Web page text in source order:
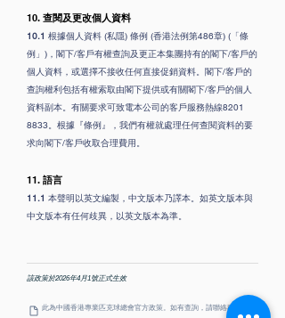
10. 查閱及更改個人資料
10.1 根據個人資料 (私隱) 條例 (香港法例第486章) (「條
例」)，閣下/客戶有權查詢及更正本集團持有的閣下/客戶的
個人資料，或選擇不接收任何直接促銷資料。閣下/客戶的
查詢權利包括有權索取由閣下提供或有關閣下/客戶的個人
資料副本。有關要求可致電本公司的客戶服務熱線8201
8833。根據『條例』，我們有權就處理任何查閱資料的要
求向閣下/客戶收取合理費用。
11. 語言
11.1 本聲明以英文編製，中文版本乃譯本。如英文版本與
中文版本有任何歧異，以英文版本為準。
該政策於2026年4月1號正式生效
此為中國香港專業匹克球總會官方政策。如有查詢，請聯絡秘書處。